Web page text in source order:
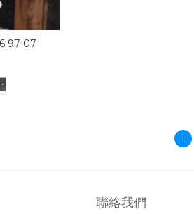
97-07
1
聯絡我們